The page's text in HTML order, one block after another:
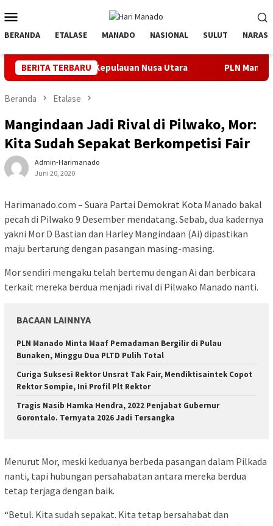
ke
kontenMobile
BERANDA ETALASE MANADO NASIONAL SULUT NARASI
BERITA TERBARU
Kepulauan Nusa Utara PLN Manado Minta Maaf
Beranda Etalase
Mangindaan Jadi Rival di Pilwako, Mor:
Kita Sudah Sepakat Berkompetisi Fair
Admin-Harimanado
Juni 20, 2020
Harimanado.com – Suara Partai Demokrat Kota Manado bakal
pecah di Pilwako 9 Desember mendatang. Sebab, dua kadernya
yakni Mor D Bastian dan Harley Mangindaan (Ai) dipastikan
maju bertarung dengan pasangan masing-masing.
Mor sendiri mengaku telah bertemu dengan Ai dan berbicara
terkait mereka berdua menjadi rival di Pilwako Manado nanti.
BACAAN LAINNYA
PLN Manado Minta Maaf Pemadaman Bergilir di Pulau
Bunaken, Minggu Dua PLTD Pulih Total
Curiga Suksesi Rektor Unsrat Tak Fair, Mendiktisaintek Copot
Rektor Sompie, Ini Profil Plt Rektor
Tragis Nasib Hamka Hendra, 2022 Penjabat Gubernur
Gorontalo. Ternyata 2026 Jadi Tersangka
Menurut Mor, meski keduanya berbeda pasangan dalam Pilkada
nanti, tapi hubungan persahabatan antara mereka berdua
tetap terjaga dengan baik.
“Betul. Kita sudah sepakat. Kita tetap bersahabat dan